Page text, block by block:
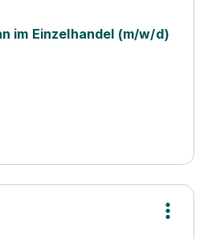
im Einzelhandel (m/w/d)